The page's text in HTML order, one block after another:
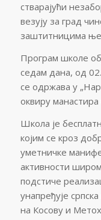
стварајући
везују за град
заштитницима
Програм школе
седам дана, од
се одржава у
оквиру
Школа је
којим се кроз
уметничке
активности
подстиче
унапређује
на Косову и